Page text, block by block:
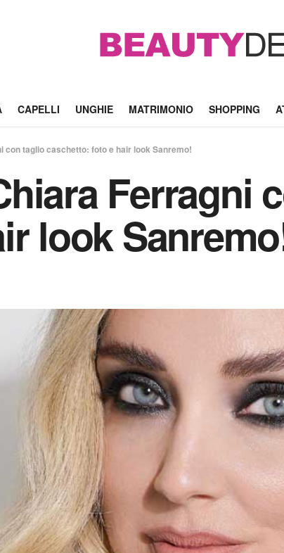
CAPELLI UNGHIE MATRIMONIO SHOPPING
con taglio caschetto: foto e hair look Sanremo!
Ferragni
look